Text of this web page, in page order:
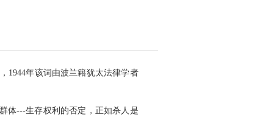
1944年该词由波兰籍犹太法律学者
体---生存权利的否定，正如杀人是